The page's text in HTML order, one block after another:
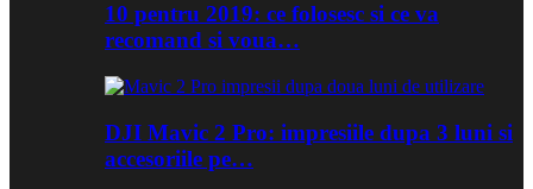
10 pentru 2019: ce folosesc si ce va
recomand si voua…
DJI Mavic 2 Pro: impresiile dupa 3 luni si
accesoriile pe…